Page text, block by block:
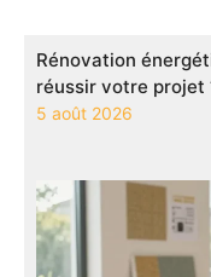
Rénovation
réussir votre projet
5 août 2026